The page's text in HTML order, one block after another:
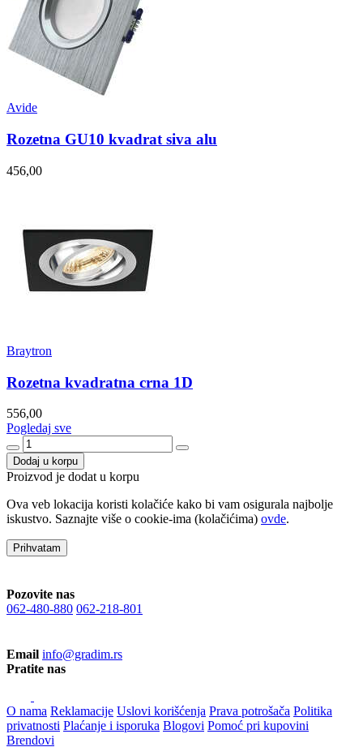
Avide
Rozetna GU10 kvadrat siva alu
456,00
Braytron
Rozetna kvadratna crna 1D
556,00
Pogledaj sve
Dodaj u korpu
Proizvod je dodat u korpu
Ova veb lokacija koristi kolačiće kako bi vam osigurala najbolje
iskustvo. Saznajte više o cookie-ima (kolačićima) ovde.
Prihvatam
Pozovite nas
062-480-880 062-218-801
Email info@gradim.rs
Pratite nas
O nama Reklamacije Uslovi korišćenja Prava potrošača Politika
privatnosti Plaćanje i isporuka Blogovi Pomoć pri kupovini
Brendovi